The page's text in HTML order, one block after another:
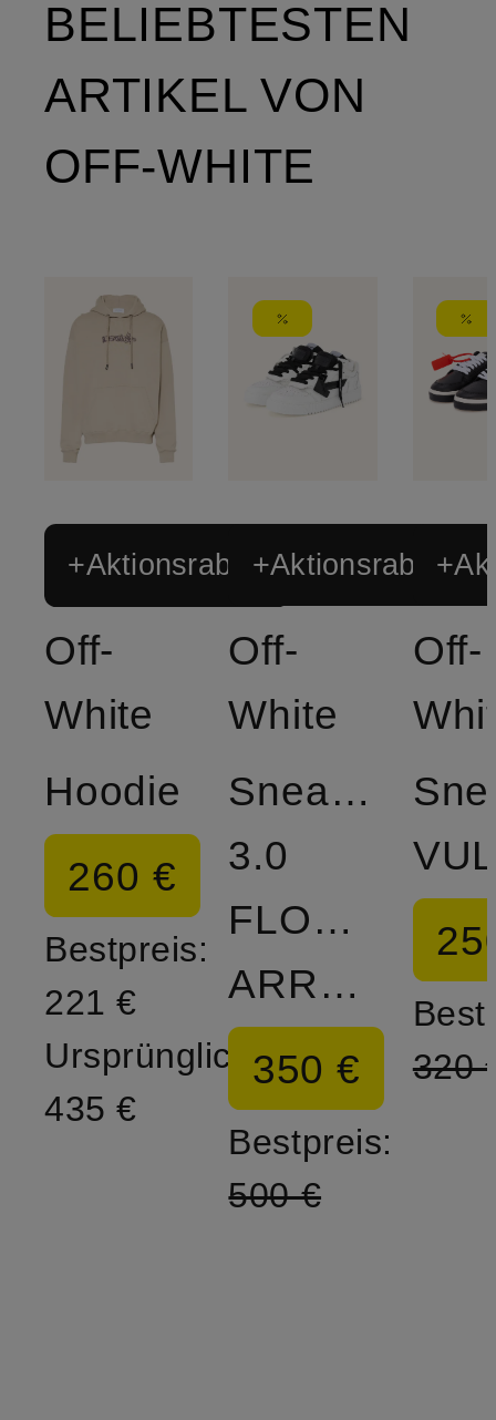
BELIEBTESTEN
ARTIKEL VON
OFF-WHITE
+Aktionsrabatt
Off-
White
Hoodie
260 €
Bestpreis:
221 €
Ursprünglich:
435 €
+Aktionsrabatt
Off-
White
Sneaker
3.0
FLOATING
ARROW
350 €
Bestpreis:
500 €
Off-
320